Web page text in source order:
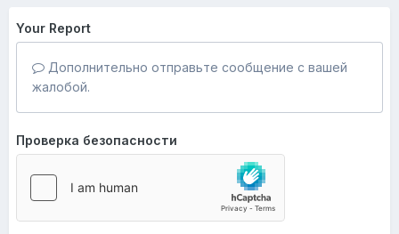
Your Report
Дополнительно отправьте сообщение с вашей
жалобой.
Проверка безопасности